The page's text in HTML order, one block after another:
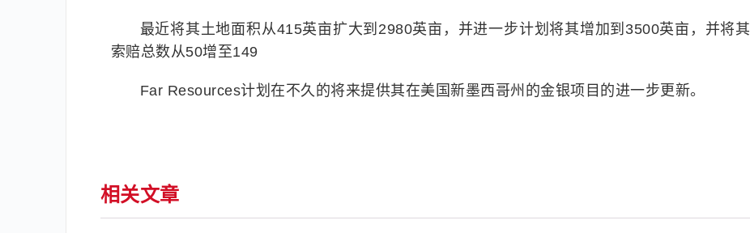
最近将其土地面积从415英亩扩大到2980英亩，并进一步计划将其增加到3500英亩，并将其
索赔总数从50增至149
Far Resources计划在不久的将来提供其在美国新墨西哥州的金银项目的进一步更新。
相关文章